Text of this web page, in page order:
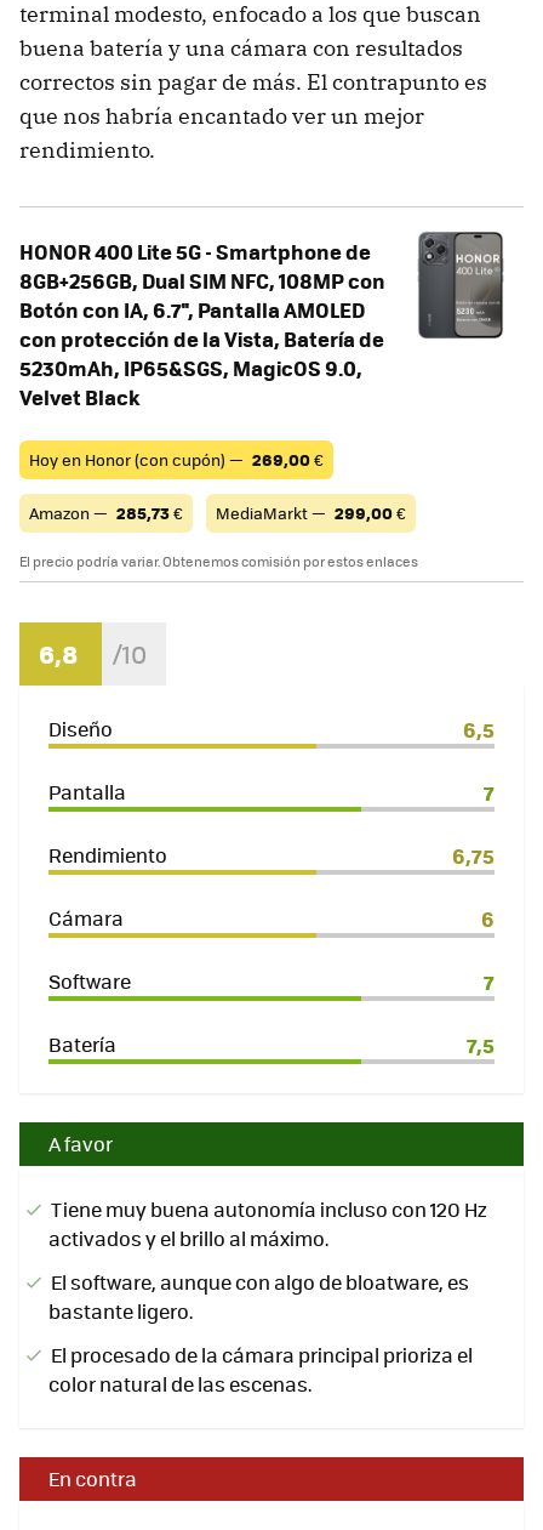
terminal modesto, enfocado a los que buscan
buena batería y una cámara con resultados
correctos sin pagar de más. El contrapunto es
que nos habría encantado ver un mejor
rendimiento.
HONOR 400 Lite 5G - Smartphone de
8GB+256GB, Dual SIM NFC, 108MP con
Botón con IA, 6.7'', Pantalla AMOLED
con protección de la Vista, Batería de
5230mAh, IP65&SGS, MagicOS 9.0,
Velvet Black
Hoy en Honor (con cupón) — 269,00€
Amazon — 285,73€ MediaMarkt — 299,00€
El precio podría variar. Obtenemos comisión por estos enlaces
6,8
Diseño 6,5
Pantalla 7
Rendimiento 6,75
Cámara 6
Software 7
Batería 7,5
A favor
Tiene muy buena autonomía incluso con 120 Hz
activados y el brillo al máximo.
El software, aunque con algo de bloatware, es
bastante ligero.
El procesado de la cámara principal prioriza el
color natural de las escenas.
En contra